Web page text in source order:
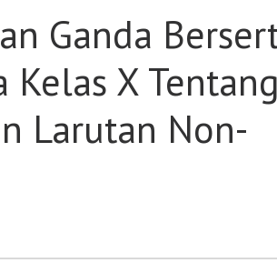
Ganda
Kelas X Tentang
Larutan Non-